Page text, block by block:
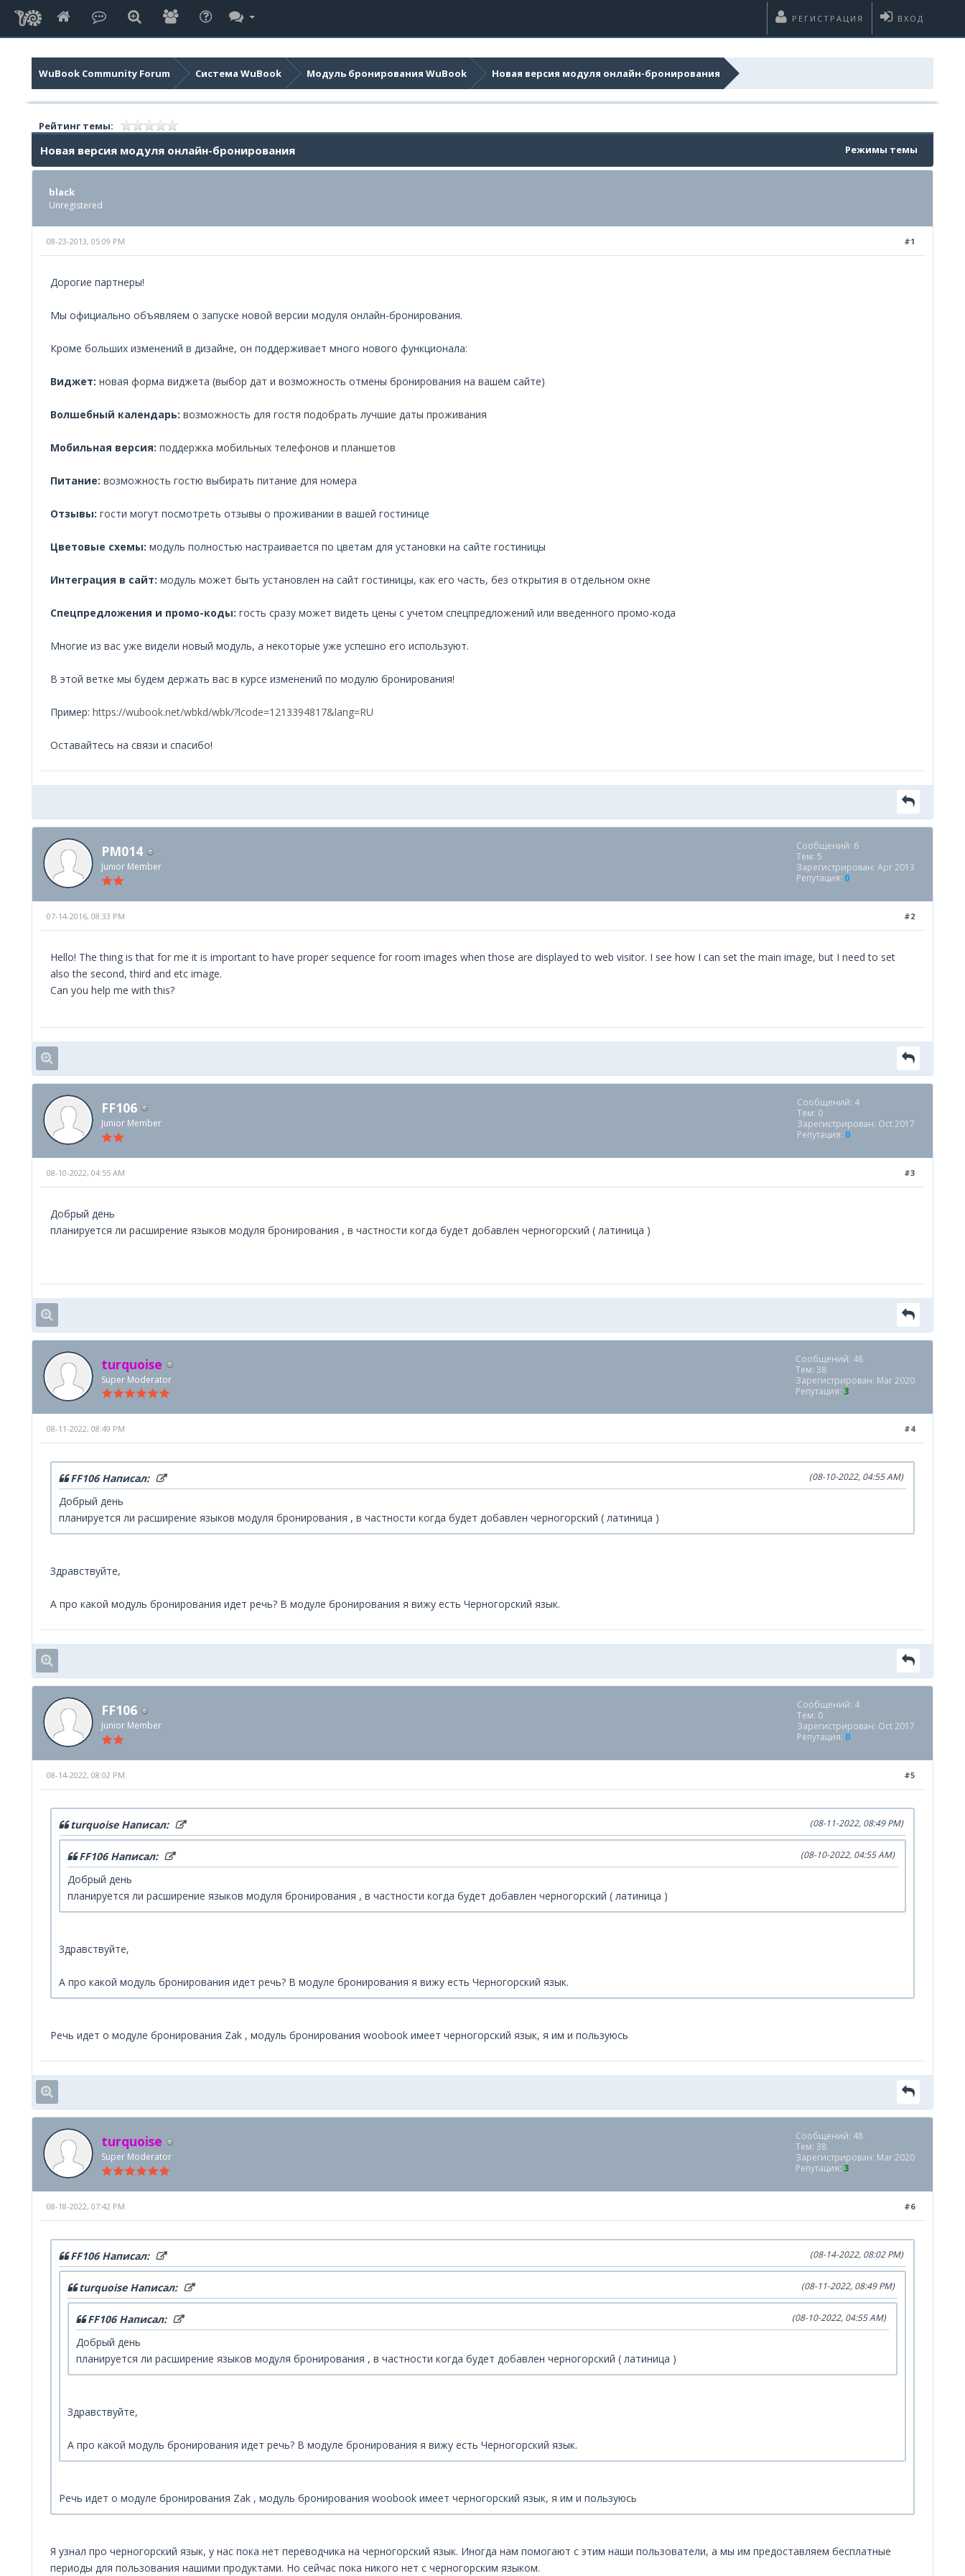
ВХОД
РЕГИСТРАЦИЯ
WuBook Community Forum Система WuBook Модуль бронирования WuBook Новая версия модуля онлайн-бронирования
Рейтинг темы:
Режимы темы
Новая версия модуля онлайн-бронирования
black
Unregistered
#1
08-23-2013, 05:09 PM
Дорогие партнеры!
Мы официально объявляем о запуске новой версии модуля онлайн-бронирования.
Кроме больших изменений в дизайне, он поддерживает много нового функционала:
Виджет: новая форма виджета (выбор дат и возможность отмены бронирования на вашем сайте)
Волшебный календарь: возможность для гостя подобрать лучшие даты проживания
Мобильная версия: поддержка мобильных телефонов и планшетов
Питание: возможность гостю выбирать питание для номера
Отзывы: гости могут посмотреть отзывы о проживании в вашей гостинице
Цветовые схемы: модуль полностью настраивается по цветам для установки на сайте гостиницы
Интеграция в сайт: модуль может быть установлен на сайт гостиницы, как его часть, без открытия в отдельном окне
Спецпредложения и промо-коды: гость сразу может видеть цены с учетом спецпредложений или введенного промо-кода
Многие из вас уже видели новый модуль, а некоторые уже успешно его используют.
В этой ветке мы будем держать вас в курсе изменений по модулю бронирования!
Пример: https://wubook.net/wbkd/wbk/?lcode=1213394817&lang=RU
Оставайтесь на связи и спасибо!
PM014
Junior Member
Сообщений: 6
Тем: 5
Зарегистрирован: Apr 2013
Репутация: 0
#2
07-14-2016, 08:33 PM
Hello! The thing is that for me it is important to have proper sequence for room images when those are displayed to web visitor. I see how I can set the main image, but I need to set
also the second, third and etc image.
Can you help me with this?
FF106
Junior Member
Сообщений: 4
Тем: 0
Зарегистрирован: Oct 2017
Репутация: 0
#3
08-10-2022, 04:55 AM
Добрый день
планируется ли расширение языков модуля бронирования , в частности когда будет добавлен черногорский ( латиница )
turquoise
Super Moderator
Сообщений: 48
Тем: 38
Зарегистрирован: Mar 2020
Репутация: 3
#4
08-11-2022, 08:49 PM
(08-10-2022, 04:55 AM)
FF106 Написал:
Добрый день
планируется ли расширение языков модуля бронирования , в частности когда будет добавлен черногорский ( латиница )
Здравствуйте,
А про какой модуль бронирования идет речь? В модуле бронирования я вижу есть Черногорский язык.
FF106
Junior Member
Сообщений: 4
Тем: 0
Зарегистрирован: Oct 2017
Репутация: 0
#5
08-14-2022, 08:02 PM
(08-11-2022, 08:49 PM)
turquoise Написал:
(08-10-2022, 04:55 AM)
FF106 Написал:
Добрый день
планируется ли расширение языков модуля бронирования , в частности когда будет добавлен черногорский ( латиница )
Здравствуйте,
А про какой модуль бронирования идет речь? В модуле бронирования я вижу есть Черногорский язык.
Речь идет о модуле бронирования Zak , модуль бронирования woobook имеет черногорский язык, я им и пользуюсь
turquoise
Super Moderator
Сообщений: 48
Тем: 38
Зарегистрирован: Mar 2020
Репутация: 3
#6
08-18-2022, 07:42 PM
(08-14-2022, 08:02 PM)
FF106 Написал:
(08-11-2022, 08:49 PM)
turquoise Написал:
(08-10-2022, 04:55 AM)
FF106 Написал:
Добрый день
планируется ли расширение языков модуля бронирования , в частности когда будет добавлен черногорский ( латиница )
Здравствуйте,
А про какой модуль бронирования идет речь? В модуле бронирования я вижу есть Черногорский язык.
Речь идет о модуле бронирования Zak , модуль бронирования woobook имеет черногорский язык, я им и пользуюсь
Я узнал про черногорский язык, у нас пока нет переводчика на черногорский язык. Иногда нам помогают с этим наши пользователи, а мы им предоставляем бесплатные
периоды для пользования нашими продуктами. Но сейчас пока никого нет с черногорским языком.